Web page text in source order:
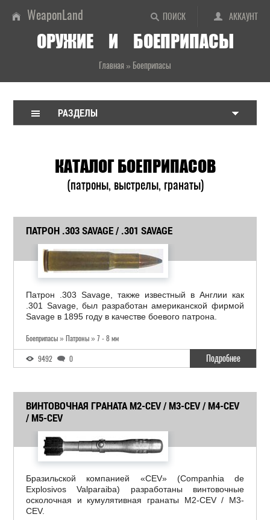
ПОИСК АККАУНТ
WeaponLand
ОРУЖИЕ И БОЕПРИПАСЫ
Главная » Боеприпасы
РАЗДЕЛЫ
КАТАЛОГ БОЕПРИПАСОВ
(патроны, выстрелы, гранаты)
ПАТРОН .303 SAVAGE / .301 SAVAGE
Патрон .303 Savage, также известный в Англии как
.301 Savage, был разработан американской фирмой
Savage в 1895 году в качестве боевого патрона.
Боеприпасы » Патроны » 7 - 8 мм
9492 0 Подробнее
ВИНТОВОЧНАЯ ГРАНАТА M2-CEV / M3-CEV / M4-CEV
/ M5-CEV
Бразильской компанией «CEV» (Companhia de
Explosivos Valparaiba) разработаны винтовочные
осколочная и кумулятивная гранаты M2-CEV / M3-
CEV.